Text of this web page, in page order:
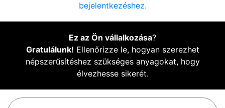
bejelentkezéshez.
Ez az Ön vállalkozása?
Gratulálunk! Ellenőrizze le, hogyan szerezhet
népszerűsítéshez szükséges anyagokat, hogy
élvezhesse sikerét.